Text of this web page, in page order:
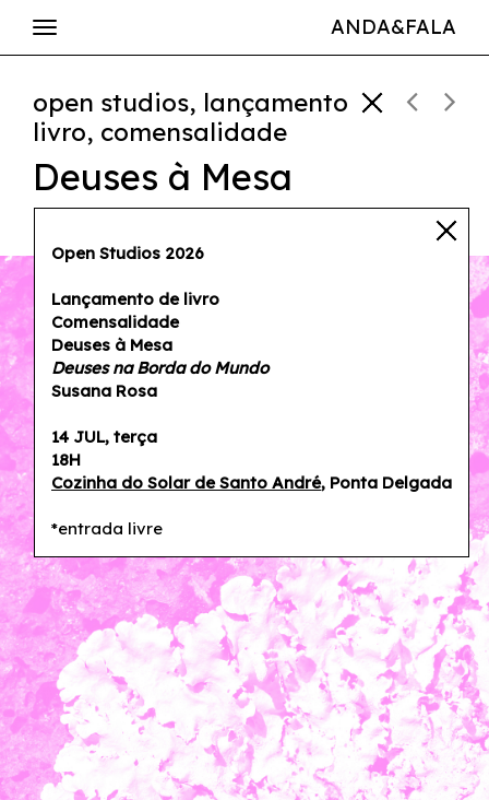
ANDA&FALA
open studios, lançamento
livro, comensalidade
Deuses à Mesa
Open Studios 2026
Lançamento de livro
Comensalidade
Deuses à Mesa
Deuses na Borda do Mundo
Susana Rosa
14 JUL, terça
18H
Cozinha do Solar de Santo André, Ponta Delgada
*entrada livre